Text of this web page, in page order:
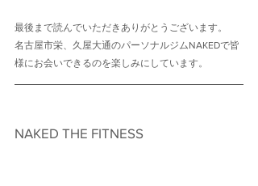
最後まで読んでいただきありがとうございます。
名古屋市栄、久屋大通のパーソナルジムNAKEDで皆
様にお会いできるのを楽しみにしています。
NAKED THE FITNESS